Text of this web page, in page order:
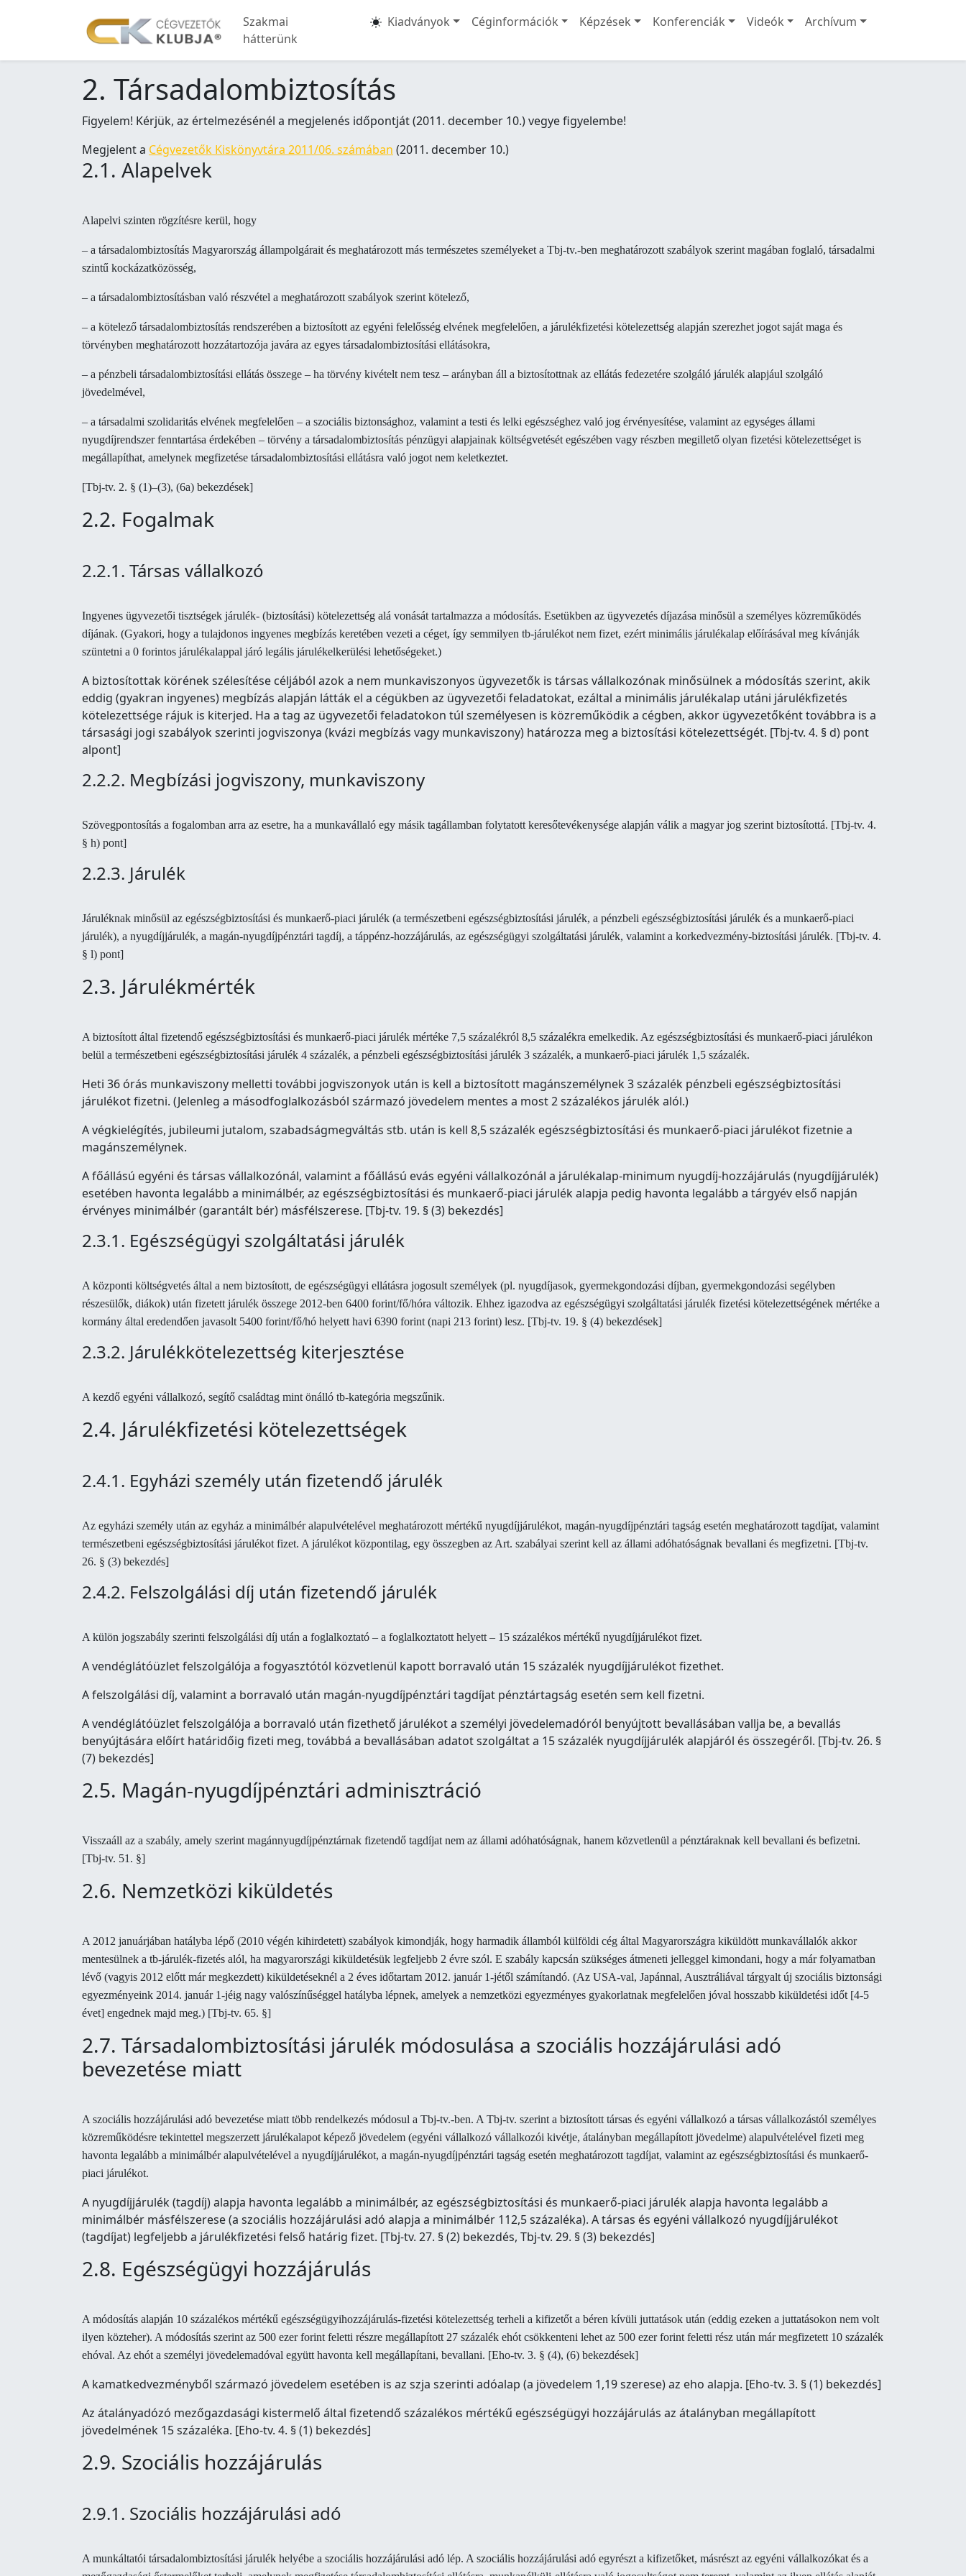
Szakmai
hátterünk
Kiadványok Céginformációk Képzések Konferenciák Videók Archívum
2. Társadalombiztosítás
Figyelem! Kérjük, az értelmezésénél a megjelenés időpontját (2011. december 10.) vegye figyelembe!
Megjelent a Cégvezetők Kiskönyvtára 2011/06. számában (2011. december 10.)
2.1. Alapelvek
Alapelvi szinten rögzítésre kerül, hogy
– a társadalombiztosítás Magyarország állampolgárait és meghatározott más természetes személyeket a Tbj-tv.-ben meghatározott szabályok szerint magában foglaló, társadalmi
szintű kockázatközösség,
– a társadalombiztosításban való részvétel a meghatározott szabályok szerint kötelező,
– a kötelező társadalombiztosítás rendszerében a biztosított az egyéni felelősség elvének megfelelően, a járulékfizetési kötelezettség alapján szerezhet jogot saját maga és
törvényben meghatározott hozzátartozója javára az egyes társadalombiztosítási ellátásokra,
– a pénzbeli társadalombiztosítási ellátás összege – ha törvény kivételt nem tesz – arányban áll a biztosítottnak az ellátás fedezetére szolgáló járulék alapjául szolgáló
jövedelmével,
– a társadalmi szolidaritás elvének megfelelően – a szociális biztonsághoz, valamint a testi és lelki egészséghez való jog érvényesítése, valamint az egységes állami
nyugdíjrendszer fenntartása érdekében – törvény a társadalombiztosítás pénzügyi alapjainak költségvetését egészében vagy részben megillető olyan fizetési kötelezettséget is
megállapíthat, amelynek megfizetése társadalombiztosítási ellátásra való jogot nem keletkeztet.
[Tbj-tv. 2. § (1)–(3), (6a) bekezdések]
2.2. Fogalmak
2.2.1. Társas vállalkozó
Ingyenes ügyvezetői tisztségek járulék- (biztosítási) kötelezettség alá vonását tartalmazza a módosítás. Esetükben az ügyvezetés díjazása minősül a személyes közreműködés
díjának. (Gyakori, hogy a tulajdonos ingyenes megbízás keretében vezeti a céget, így semmilyen tb-járulékot nem fizet, ezért minimális járulékalap előírásával meg kívánják
szüntetni a 0 forintos járulékalappal járó legális járulékelkerülési lehetőségeket.)
A biztosítottak körének szélesítése céljából azok a nem munkaviszonyos ügyvezetők is társas vállalkozónak minősülnek a módosítás szerint, akik
eddig (gyakran ingyenes) megbízás alapján látták el a cégükben az ügyvezetői feladatokat, ezáltal a minimális járulékalap utáni járulékfizetés
kötelezettsége rájuk is kiterjed. Ha a tag az ügyvezetői feladatokon túl személyesen is közreműködik a cégben, akkor ügyvezetőként továbbra is a
társasági jogi szabályok szerinti jogviszonya (kvázi megbízás vagy munkaviszony) határozza meg a biztosítási kötelezettségét. [Tbj-tv. 4. § d) pont
alpont]
2.2.2. Megbízási jogviszony, munkaviszony
Szövegpontosítás a fogalomban arra az esetre, ha a munkavállaló egy másik tagállamban folytatott keresőtevékenysége alapján válik a magyar jog szerint biztosítottá. [Tbj-tv. 4.
§ h) pont]
2.2.3. Járulék
Járuléknak minősül az egészségbiztosítási és munkaerő-piaci járulék (a természetbeni egészségbiztosítási járulék, a pénzbeli egészségbiztosítási járulék és a munkaerő-piaci
járulék), a nyugdíjjárulék, a magán-nyugdíjpénztári tagdíj, a táppénz-hozzájárulás, az egészségügyi szolgáltatási járulék, valamint a korkedvezmény-biztosítási járulék. [Tbj-tv. 4.
§ l) pont]
2.3. Járulékmérték
A biztosított által fizetendő egészségbiztosítási és munkaerő-piaci járulék mértéke 7,5 százalékról 8,5 százalékra emelkedik. Az egészségbiztosítási és munkaerő-piaci járulékon
belül a természetbeni egészségbiztosítási járulék 4 százalék, a pénzbeli egészségbiztosítási járulék 3 százalék, a munkaerő-piaci járulék 1,5 százalék.
Heti 36 órás munkaviszony melletti további jogviszonyok után is kell a biztosított magánszemélynek 3 százalék pénzbeli egészségbiztosítási
járulékot fizetni. (Jelenleg a másodfoglalkozásból származó jövedelem mentes a most 2 százalékos járulék alól.)
A végkielégítés, jubileumi jutalom, szabadságmegváltás stb. után is kell 8,5 százalék egészségbiztosítási és munkaerő-piaci járulékot fizetnie a
magánszemélynek.
A főállású egyéni és társas vállalkozónál, valamint a főállású evás egyéni vállalkozónál a járulékalap-minimum nyugdíj-hozzájárulás (nyugdíjjárulék)
esetében havonta legalább a minimálbér, az egészségbiztosítási és munkaerő-piaci járulék alapja pedig havonta legalább a tárgyév első napján
érvényes minimálbér (garantált bér) másfélszerese. [Tbj-tv. 19. § (3) bekezdés]
2.3.1. Egészségügyi szolgáltatási járulék
A központi költségvetés által a nem biztosított, de egészségügyi ellátásra jogosult személyek (pl. nyugdíjasok, gyermekgondozási díjban, gyermekgondozási segélyben
részesülők, diákok) után fizetett járulék összege 2012-ben 6400 forint/fő/hóra változik. Ehhez igazodva az egészségügyi szolgáltatási járulék fizetési kötelezettségének mértéke a
kormány által eredendően javasolt 5400 forint/fő/hó helyett havi 6390 forint (napi 213 forint) lesz. [Tbj-tv. 19. § (4) bekezdések]
2.3.2. Járulékkötelezettség kiterjesztése
A kezdő egyéni vállalkozó, segítő családtag mint önálló tb-kategória megszűnik.
2.4. Járulékfizetési kötelezettségek
2.4.1. Egyházi személy után fizetendő járulék
Az egyházi személy után az egyház a minimálbér alapulvételével meghatározott mértékű nyugdíjjárulékot, magán-nyugdíjpénztári tagság esetén meghatározott tagdíjat, valamint
természetbeni egészségbiztosítási járulékot fizet. A járulékot központilag, egy összegben az Art. szabályai szerint kell az állami adóhatóságnak bevallani és megfizetni. [Tbj-tv.
26. § (3) bekezdés]
2.4.2. Felszolgálási díj után fizetendő járulék
A külön jogszabály szerinti felszolgálási díj után a foglalkoztató – a foglalkoztatott helyett – 15 százalékos mértékű nyugdíjjárulékot fizet.
A vendéglátóüzlet felszolgálója a fogyasztótól közvetlenül kapott borravaló után 15 százalék nyugdíjjárulékot fizethet.
A felszolgálási díj, valamint a borravaló után magán-nyugdíjpénztári tagdíjat pénztártagság esetén sem kell fizetni.
A vendéglátóüzlet felszolgálója a borravaló után fizethető járulékot a személyi jövedelemadóról benyújtott bevallásában vallja be, a bevallás
benyújtására előírt határidőig fizeti meg, továbbá a bevallásában adatot szolgáltat a 15 százalék nyugdíjjárulék alapjáról és összegéről. [Tbj-tv. 26. §
(7) bekezdés]
2.5. Magán-nyugdíjpénztári adminisztráció
Visszaáll az a szabály, amely szerint magánnyugdíjpénztárnak fizetendő tagdíjat nem az állami adóhatóságnak, hanem közvetlenül a pénztáraknak kell bevallani és befizetni.
[Tbj-tv. 51. §]
2.6. Nemzetközi kiküldetés
A 2012 januárjában hatályba lépő (2010 végén kihirdetett) szabályok kimondják, hogy harmadik államból külföldi cég által Magyarországra kiküldött munkavállalók akkor
mentesülnek a tb-járulék-fizetés alól, ha magyarországi kiküldetésük legfeljebb 2 évre szól. E szabály kapcsán szükséges átmeneti jelleggel kimondani, hogy a már folyamatban
lévő (vagyis 2012 előtt már megkezdett) kiküldetéseknél a 2 éves időtartam 2012. január 1-jétől számítandó. (Az USA-val, Japánnal, Ausztráliával tárgyalt új szociális biztonsági
egyezményeink 2014. január 1-jéig nagy valószínűséggel hatályba lépnek, amelyek a nemzetközi egyezményes gyakorlatnak megfelelően jóval hosszabb kiküldetési időt [4-5
évet] engednek majd meg.) [Tbj-tv. 65. §]
2.7. Társadalombiztosítási járulék módosulása a szociális hozzájárulási adó
bevezetése miatt
A szociális hozzájárulási adó bevezetése miatt több rendelkezés módosul a Tbj-tv.-ben. A Tbj-tv. szerint a biztosított társas és egyéni vállalkozó a társas vállalkozástól személyes
közreműködésre tekintettel megszerzett járulékalapot képező jövedelem (egyéni vállalkozó vállalkozói kivétje, átalányban megállapított jövedelme) alapulvételével fizeti meg
havonta legalább a minimálbér alapulvételével a nyugdíjjárulékot, a magán-nyugdíjpénztári tagság esetén meghatározott tagdíjat, valamint az egészségbiztosítási és munkaerő-
piaci járulékot.
A nyugdíjjárulék (tagdíj) alapja havonta legalább a minimálbér, az egészségbiztosítási és munkaerő-piaci járulék alapja havonta legalább a
minimálbér másfélszerese (a szociális hozzájárulási adó alapja a minimálbér 112,5 százaléka). A társas és egyéni vállalkozó nyugdíjjárulékot
(tagdíjat) legfeljebb a járulékfizetési felső határig fizet. [Tbj-tv. 27. § (2) bekezdés, Tbj-tv. 29. § (3) bekezdés]
2.8. Egészségügyi hozzájárulás
A módosítás alapján 10 százalékos mértékű egészségügyihozzájárulás-fizetési kötelezettség terheli a kifizetőt a béren kívüli juttatások után (eddig ezeken a juttatásokon nem volt
ilyen közteher). A módosítás szerint az 500 ezer forint feletti részre megállapított 27 százalék ehót csökkenteni lehet az 500 ezer forint feletti rész után már megfizetett 10 százalék
ehóval. Az ehót a személyi jövedelemadóval együtt havonta kell megállapítani, bevallani. [Eho-tv. 3. § (4), (6) bekezdések]
A kamatkedvezményből származó jövedelem esetében is az szja szerinti adóalap (a jövedelem 1,19 szerese) az eho alapja. [Eho-tv. 3. § (1) bekezdés]
Az átalányadózó mezőgazdasági kistermelő által fizetendő százalékos mértékű egészségügyi hozzájárulás az átalányban megállapított
jövedelmének 15 százaléka. [Eho-tv. 4. § (1) bekezdés]
2.9. Szociális hozzájárulás
2.9.1. Szociális hozzájárulási adó
A munkáltatói társadalombiztosítási járulék helyébe a szociális hozzájárulási adó lép. A szociális hozzájárulási adó egyrészt a kifizetőket, másrészt az egyéni vállalkozókat és a